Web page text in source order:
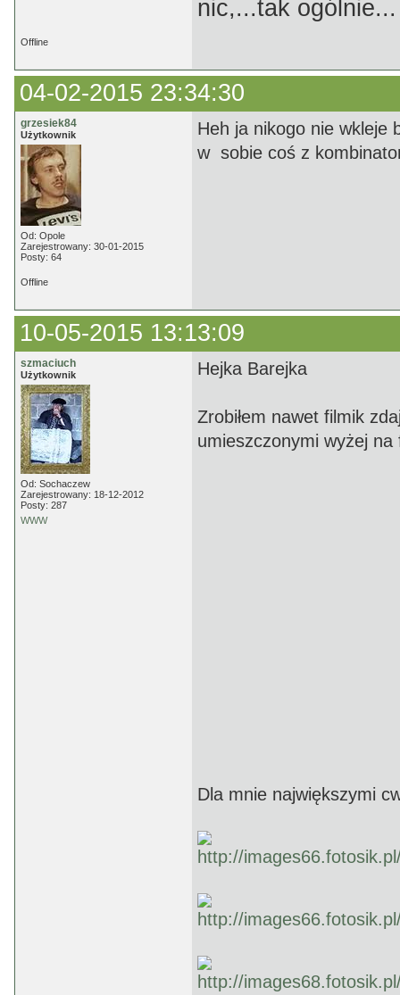
nic,...tak ogólnie...
Offline
04-02-2015 23:34:30
grzesiek84
Użytkownik
Od: Opole
Zarejestrowany: 30-01-2015
Posty: 64
Heh ja nikogo nie wkleje
w sobie coś z
Offline
10-05-2015 13:13:09
szmaciuch
Użytkownik
Od: Sochaczew
Zarejestrowany: 18-12-2012
Posty: 287
WWW
Hejka Barejka
Zrobiłem nawet filmik
umieszczonymi wyżej
Dla mnie największymi